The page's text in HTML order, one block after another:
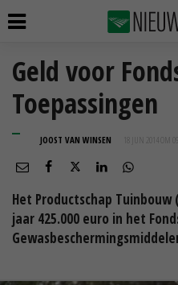
Geld voor
Toepassingen
JOOST VAN WINSEN 18 JUN 2014 OM
Het Productschap
jaar 425.000 euro in het